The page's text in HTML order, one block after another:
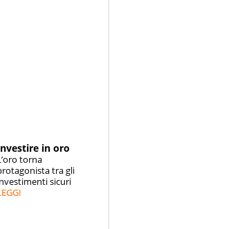
in oro
torna
tra gli
sicuri